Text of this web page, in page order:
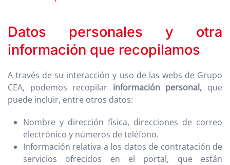
Datos personales y otra
información que recopilamos
A través de su interacción y uso de las webs de Grupo
CEA, podemos recopilar información personal, que
puede incluir, entre otros datos:
Nombre y dirección física, direcciones de correo
electrónico y números de teléfono.
Información relativa a los datos de contratación de
servicios ofrecidos en el portal, que están